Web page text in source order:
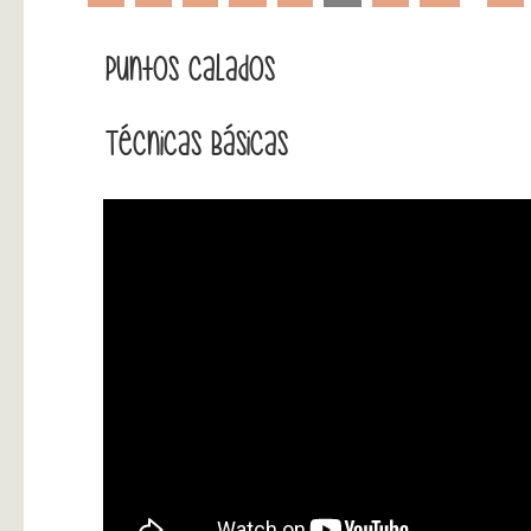
Puntos Calados
Técnicas Básicas